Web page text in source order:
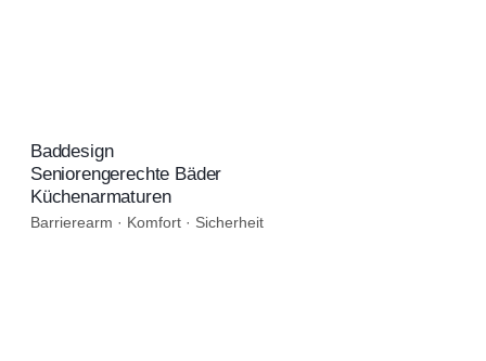
Baddesign
Seniorengerechte Bäder
Küchenarmaturen
Barrierearm · Komfort · Sicherheit